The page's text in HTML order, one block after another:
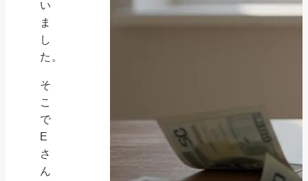
い
ま
し
た。
そ
こ
で
E
さ
ん